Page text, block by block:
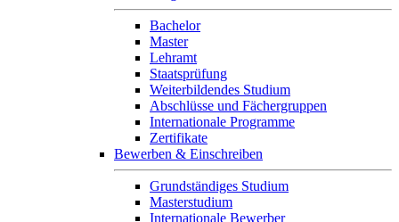
Bachelor
Master
Lehramt
Staatsprüfung
Weiterbildendes Studium
Abschlüsse und Fächergruppen
Internationale Programme
Zertifikate
Bewerben & Einschreiben
Grundständiges Studium
Masterstudium
Internationale Bewerber